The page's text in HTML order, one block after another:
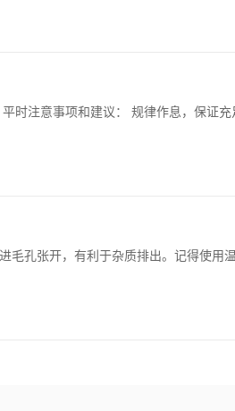
时注意事项和建议： 规律作息，保证
毛孔张开，有利于杂质排出。记得使用